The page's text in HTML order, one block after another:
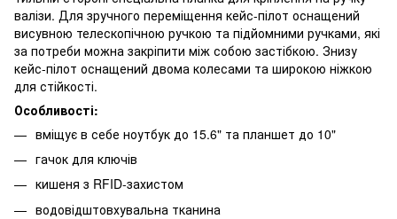
валізи. Для зручного переміщення кейс-пілот оснащений
висувною телескопічною ручкою та підйомними ручками, які
за потреби можна закріпити між собою застібкою. Знизу
кейс-пілот оснащений двома колесами та широкою ніжкою
для стійкості.
Особливості:
вміщує в себе ноутбук до 15.6" та планшет до 10"
гачок для ключів
кишеня з RFID-захистом
водовідштовхувальна тканина